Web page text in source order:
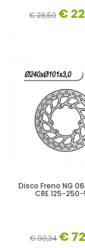
€ 28,50 €
Disco Freno NG
CRE 125-
€ 90,34 €